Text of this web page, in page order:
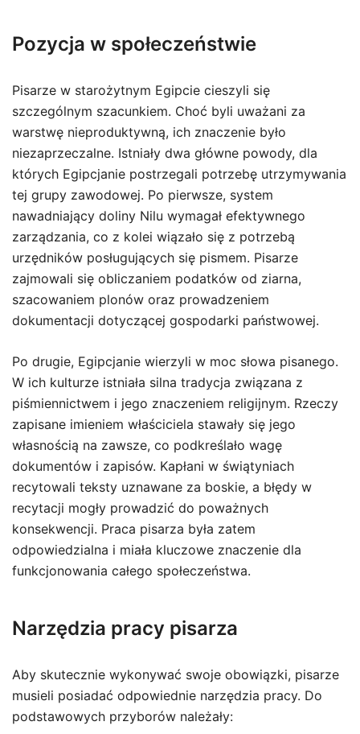
Pozycja w społeczeństwie
Pisarze w starożytnym Egipcie cieszyli się
szczególnym szacunkiem. Choć byli uważani za
warstwę nieproduktywną, ich znaczenie było
niezaprzeczalne. Istniały dwa główne powody, dla
których Egipcjanie postrzegali potrzebę utrzymywania
tej grupy zawodowej. Po pierwsze, system
nawadniający doliny Nilu wymagał efektywnego
zarządzania, co z kolei wiązało się z potrzebą
urzędników posługujących się pismem. Pisarze
zajmowali się obliczaniem podatków od ziarna,
szacowaniem plonów oraz prowadzeniem
dokumentacji dotyczącej gospodarki państwowej.
Po drugie, Egipcjanie wierzyli w moc słowa pisanego.
W ich kulturze istniała silna tradycja związana z
piśmiennictwem i jego znaczeniem religijnym. Rzeczy
zapisane imieniem właściciela stawały się jego
własnością na zawsze, co podkreślało wagę
dokumentów i zapisów. Kapłani w świątyniach
recytowali teksty uznawane za boskie, a błędy w
recytacji mogły prowadzić do poważnych
konsekwencji. Praca pisarza była zatem
odpowiedzialna i miała kluczowe znaczenie dla
funkcjonowania całego społeczeństwa.
Narzędzia pracy pisarza
Aby skutecznie wykonywać swoje obowiązki, pisarze
musieli posiadać odpowiednie narzędzia pracy. Do
podstawowych przyborów należały: